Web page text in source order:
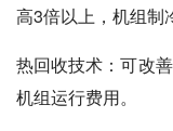
高3倍以上，机组制
热回收技术：可改
机组运行费用。